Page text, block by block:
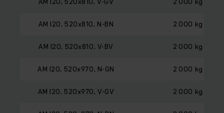
AM I20, 520x810, N-BN 2 000 kg
AM I20, 520x810, V-BV 2 000 kg
AM I20, 520x970, N-GN 2 000 kg
AM I20, 520x970, V-GV 2 000 kg